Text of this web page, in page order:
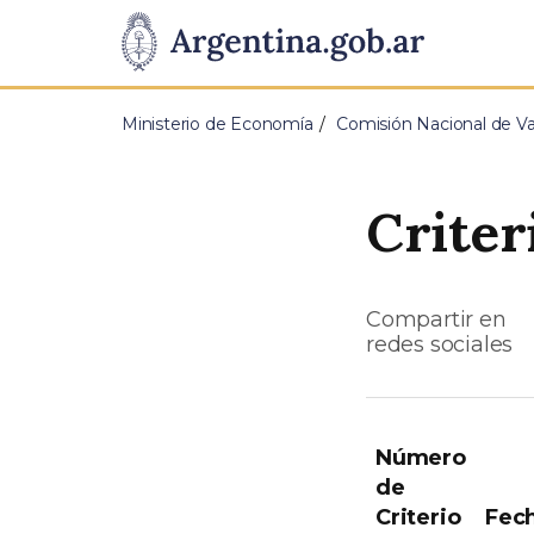
Presidencia
de
Pasar al contenido principal
Ministerio de Economía Comisión Nacional de
Compartir en
redes sociales
Número
de
Criterio